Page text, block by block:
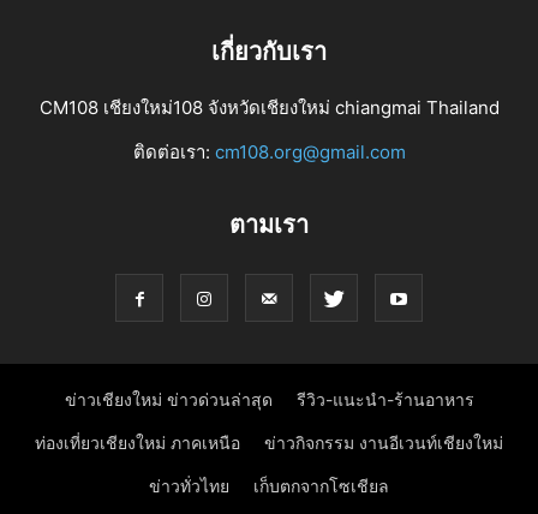
เกี่ยวกับเรา
CM108 เชียงใหม่108 จังหวัดเชียงใหม่ chiangmai Thailand
ติดต่อเรา: cm108.org@gmail.com
ตามเรา
ข่าวเชียงใหม่ ข่าวด่วนล่าสุด รีวิว-แนะนำ-ร้านอาหาร
ท่องเที่ยวเชียงใหม่ ภาคเหนือ ข่าวกิจกรรม งานอีเวนท์เชียงใหม่
ข่าวทั่วไทย เก็บตกจากโซเชียล